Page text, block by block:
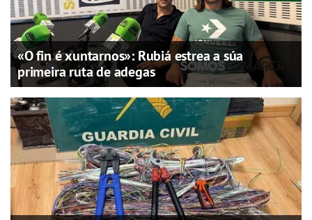
«O fin é xuntarnos»: Rubiá estrea a súa
primeira ruta de adegas